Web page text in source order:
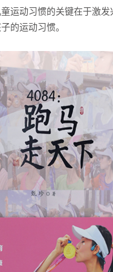
运动习惯的关键在于激
的运动习惯。